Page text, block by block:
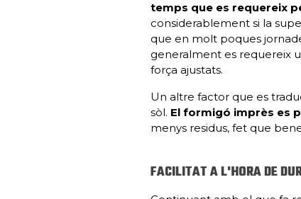
temps que es requereix
considerablement si la
que en molt poques
generalment es requereix
força ajustats.
Un altre factor que es
sòl. El formigó imprès es
menys residus, fet que
FACILITAT A L'HORA DE